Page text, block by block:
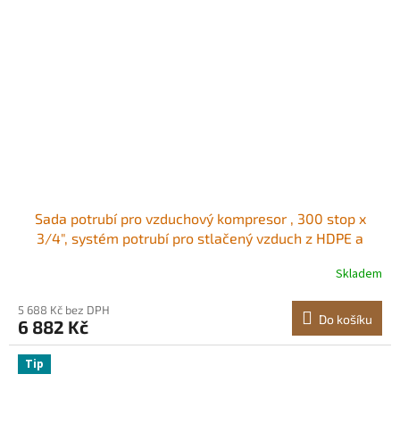
Sada potrubí pro vzduchový kompresor , 300 stop x
3/4", systém potrubí pro stlačený vzduch z HDPE a
trubek pro stlačený vzduch pro garáže a dílny, modrá
Skladem
5 688 Kč bez DPH
6 882 Kč Do košíku
Tip